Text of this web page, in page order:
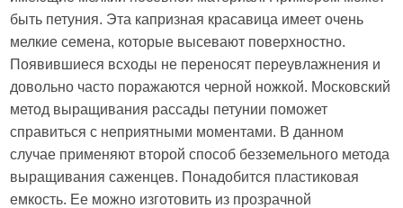
быть петуния. Эта капризная красавица имеет очень
мелкие семена, которые высевают поверхностно.
Появившиеся всходы не переносят переувлажнения и
довольно часто поражаются черной ножкой. Московский
метод выращивания рассады петунии поможет
справиться с неприятными моментами. В данном
случае применяют второй способ безземельного метода
выращивания саженцев. Понадобится пластиковая
емкость. Ее можно изготовить из прозрачной